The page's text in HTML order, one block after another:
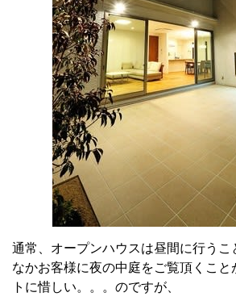
通常、オープンハウスは昼間に行うこ
なかお客様に夜の中庭をご覧頂くこと
トに惜しい。。。のですが、